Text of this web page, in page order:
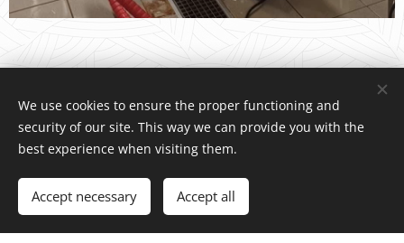
© 2026/ INDCOM® / Water4Life, s.r.o., Pelhřimovská 1650,
Humpolec 396 01 Czech Republic, +420 739 518 466
© Copyright 2026
Vytvořeno službouWebnode
We use cookies to ensure the proper functioning and
security of our site. This way we can provide you with the
best experience when visiting them.
Accept necessary Accept all